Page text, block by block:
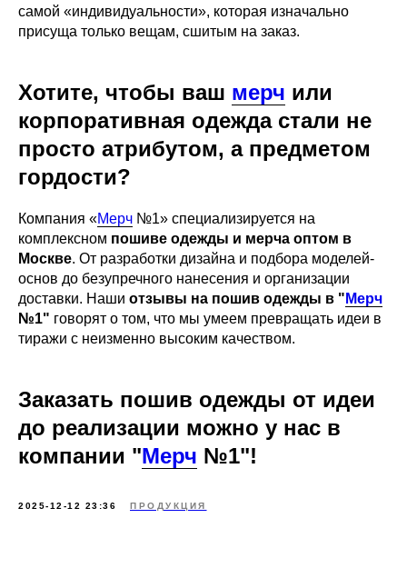
самой «индивидуальности», которая изначально
присуща только вещам, сшитым на заказ.
Хотите, чтобы ваш мерч или
корпоративная одежда стали не
просто атрибутом, а предметом
гордости?
Компания «Мерч №1» специализируется на
комплексном пошиве одежды и мерча оптом в
Москве. От разработки дизайна и подбора моделей-
основ до безупречного нанесения и организации
доставки. Наши отзывы на пошив одежды в " Мерч
№1" говорят о том, что мы умеем превращать идеи в
тиражи с неизменно высоким качеством.
Заказать пошив одежды от идеи
до реализации можно у нас в
компании "Мерч №1"!
2025-12-12 23:36 ПРОДУКЦИЯ